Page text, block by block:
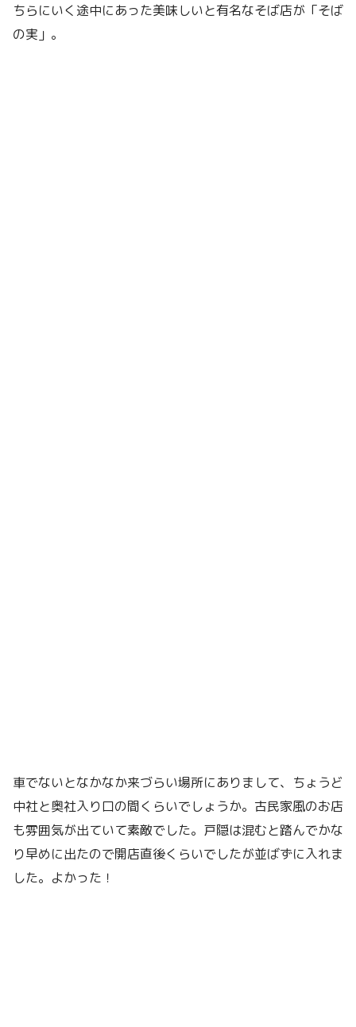
ちらにいく途中にあった美味しいと有名なそば店が「そば
の実」。
車でないとなかなか来づらい場所にありまして、ちょうど
中社と奥社入り口の間くらいでしょうか。古民家風のお店
も雰囲気が出ていて素敵でした。戸隠は混むと踏んでかな
り早めに出たので開店直後くらいでしたが並ばずに入れま
した。よかった！